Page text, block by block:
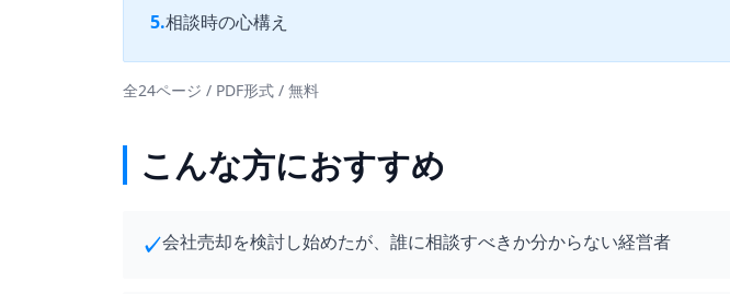
5.相談時の心構え
全24ページ / PDF形式 / 無料
こんな方におすすめ
✓会社売却を検討し始めたが、誰に相談すべきか分からない経営者